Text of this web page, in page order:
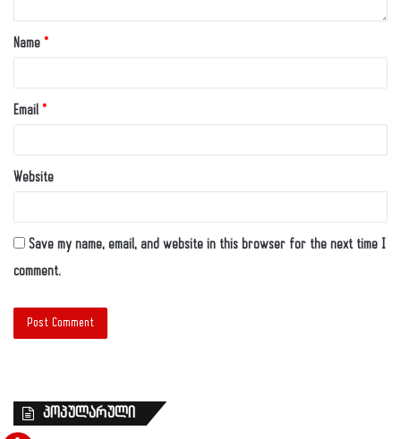
Name *
Email *
Website
Save my name, email, and website in this browser for the next time I
comment.
პოპულარული